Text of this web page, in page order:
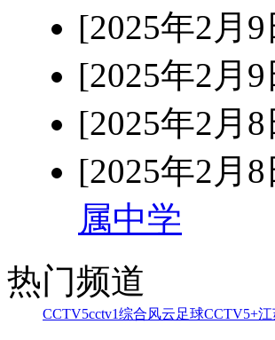
[2025年2月9
[2025年2月9
[2025年2月8
[2025年2月8
属中学
热门频道
CCTV5cctv1综合风云足球CCTV5+江